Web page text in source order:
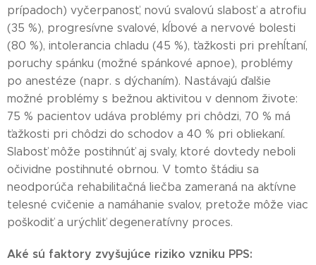
prípadoch) vyčerpanosť, novú svalovú slabosť a atrofiu
(35 %), progresívne svalové, kĺbové a nervové bolesti
(80 %), intolerancia chladu (45 %), ťažkosti pri prehĺtaní,
poruchy spánku (možné spánkové apnoe), problémy
po anestéze (napr. s dýchaním). Nastávajú ďalšie
možné problémy s bežnou aktivitou v dennom živote:
75 % pacientov udáva problémy pri chôdzi, 70 % má
ťažkosti pri chôdzi do schodov a 40 % pri obliekaní.
Slabosť môže postihnúť aj svaly, ktoré dovtedy neboli
očividne postihnuté obrnou. V tomto štádiu sa
neodporúča rehabilitačná liečba zameraná na aktívne
telesné cvičenie a namáhanie svalov, pretože môže viac
poškodiť a urýchliť degeneratívny proces.
Aké sú faktory zvyšujúce riziko vzniku PPS: